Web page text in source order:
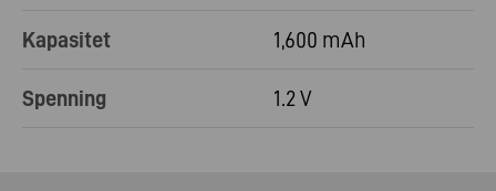
Kapasitet 1,600 mAh
Spenning 1.2 V